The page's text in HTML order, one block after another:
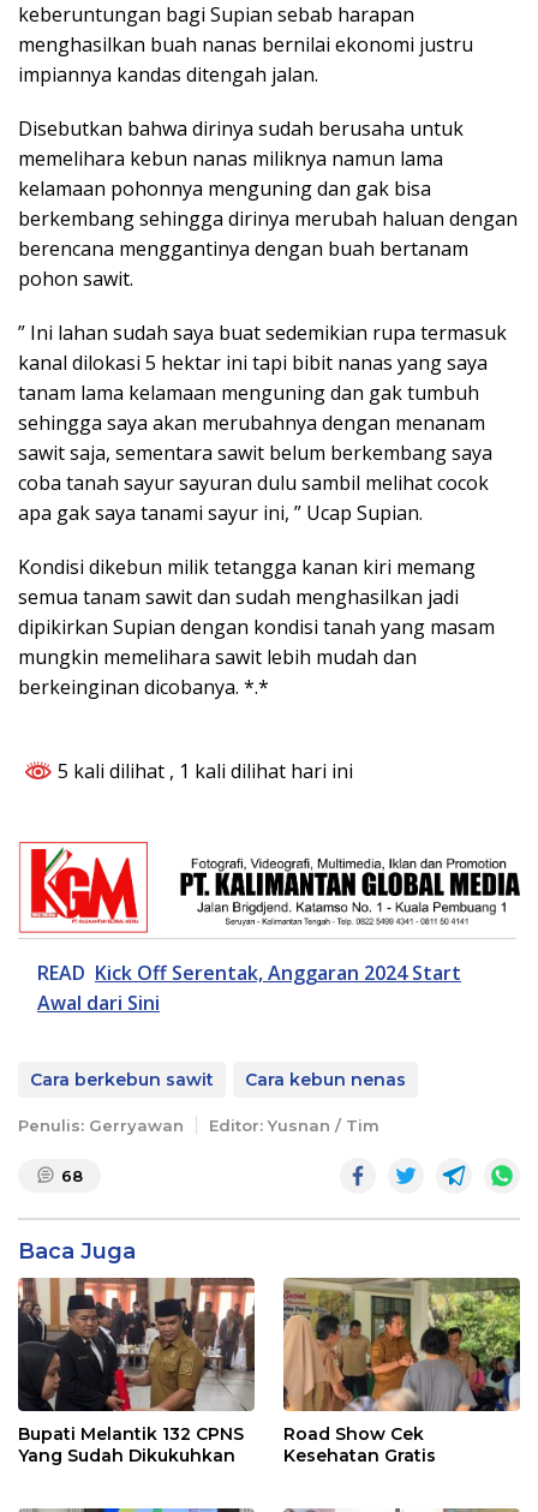
keberuntungan bagi Supian sebab harapan
menghasilkan buah nanas bernilai ekonomi justru
impiannya kandas ditengah jalan.
Disebutkan bahwa dirinya sudah berusaha untuk
memelihara kebun nanas miliknya namun lama
kelamaan pohonnya menguning dan gak bisa
berkembang sehingga dirinya merubah haluan dengan
berencana menggantinya dengan buah bertanam
pohon sawit.
” Ini lahan sudah saya buat sedemikian rupa termasuk
kanal dilokasi 5 hektar ini tapi bibit nanas yang saya
tanam lama kelamaan menguning dan gak tumbuh
sehingga saya akan merubahnya dengan menanam
sawit saja, sementara sawit belum berkembang saya
coba tanah sayur sayuran dulu sambil melihat cocok
apa gak saya tanami sayur ini, ” Ucap Supian.
Kondisi dikebun milik tetangga kanan kiri memang
semua tanam sawit dan sudah menghasilkan jadi
dipikirkan Supian dengan kondisi tanah yang masam
mungkin memelihara sawit lebih mudah dan
berkeinginan dicobanya. *.*
5 kali dilihat , 1 kali dilihat hari ini
READ Kick Off Serentak, Anggaran 2024 Start
Awal dari Sini
Cara berkebun sawit Cara kebun nenas
Penulis: Gerryawan Editor: Yusnan / Tim
68
Baca Juga
Bupati Melantik 132 CPNS
Yang Sudah Dikukuhkan
Road Show Cek
Kesehatan Gratis